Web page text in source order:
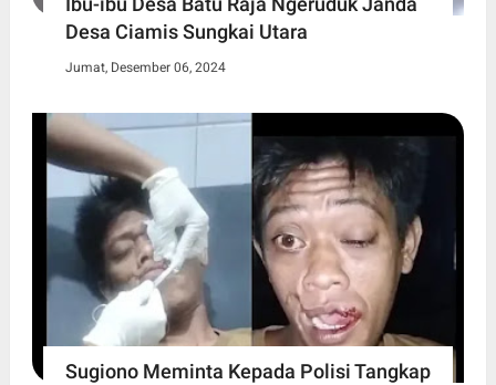
Desa Ciamis Sungkai Utara
Jumat, Desember 06, 2024
Sugiono Meminta Kepada Polisi Tangkap